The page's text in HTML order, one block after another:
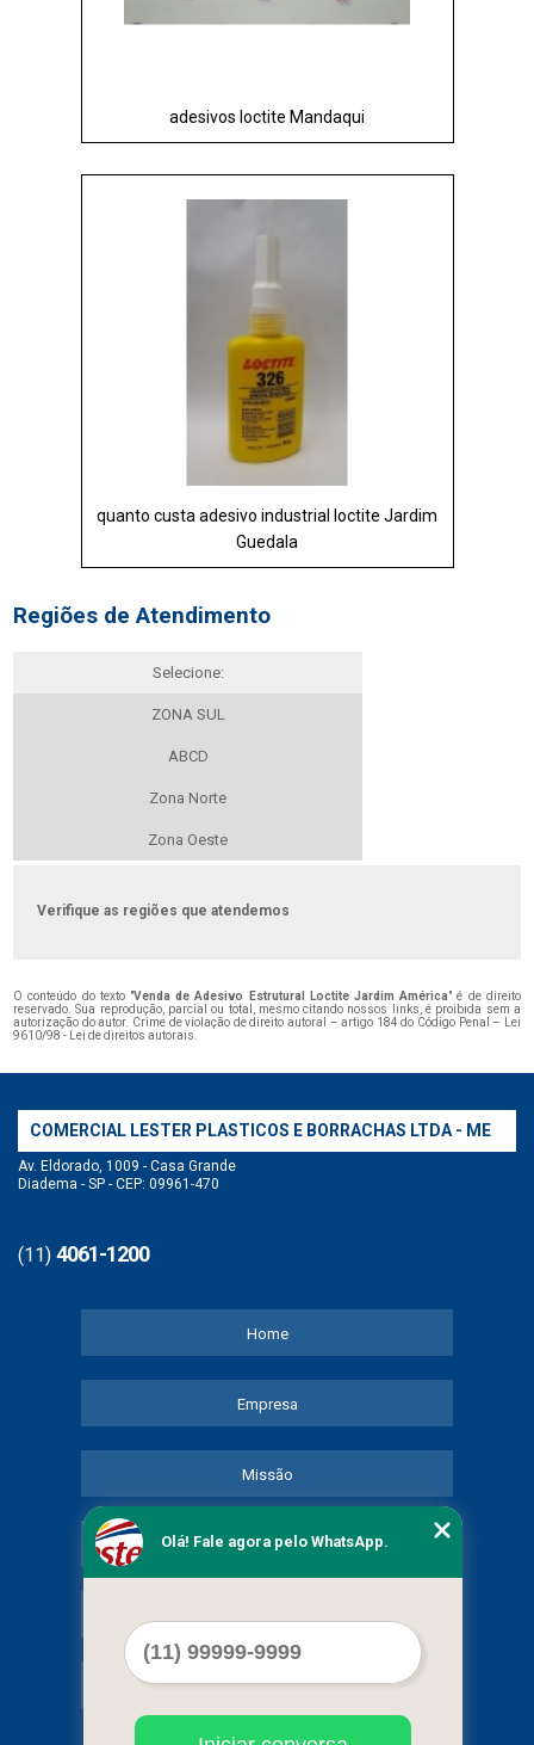
adesivos loctite Mandaqui
quanto custa adesivo industrial loctite Jardim
Guedala
Regiões de Atendimento
Selecione:
ZONA SUL
ABCD
Zona Norte
Zona Oeste
Verifique as regiões que atendemos
O conteúdo do texto "Venda de Adesivo Estrutural Loctite Jardim América" é de direito
reservado. Sua reprodução, parcial ou total, mesmo citando nossos links, é proibida sem a
autorização do autor. Crime de violação de direito autoral – artigo 184 do Código Penal –
Lei
9610/98 - Lei de direitos autorais
COMERCIAL LESTER PLASTICOS E BORRACHAS LTDA - ME
Av. Eldorado, 1009 - Casa Grande
Diadema - SP - CEP: 09961-470
(11) 4061-1200
Home
Empresa
Missão
Serviços
Mapa do site
Olá! Fale agora pelo WhatsApp.